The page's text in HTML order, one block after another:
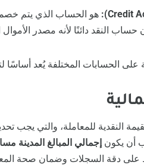
هو الحساب الذي يتم خصمه
حساب النقد دائنًا لأنه مصدر
على الحسابات المختلفة يُعد
النقدية للمعاملة، والتي يجب
أن يكون إجمالي المبالغ المدينة
على دقة السجلات وضمان صحة